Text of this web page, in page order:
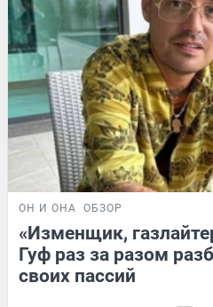
ОН И ОНА ОБЗОР
«Изменщик,
Гуф раз за разом
своих пассий